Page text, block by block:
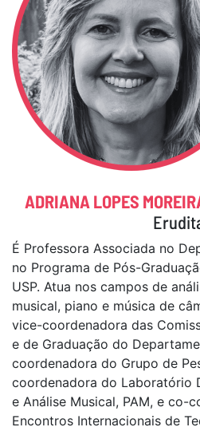
ADRIANA LOPES
É Professora Associada no
no Programa de Pós-
USP. Atua nos campos de
musical, piano e música de
vice-coordenadora das
e de Graduação do
coordenadora do Grupo de
coordenadora do Laboratório
e Análise Musical, PAM, e co-
Encontros Internacionais de